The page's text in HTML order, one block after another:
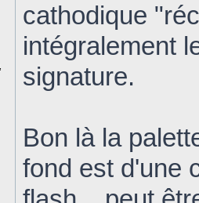
cathodique
intégralement
signature.
Bon là la
fond est d'une